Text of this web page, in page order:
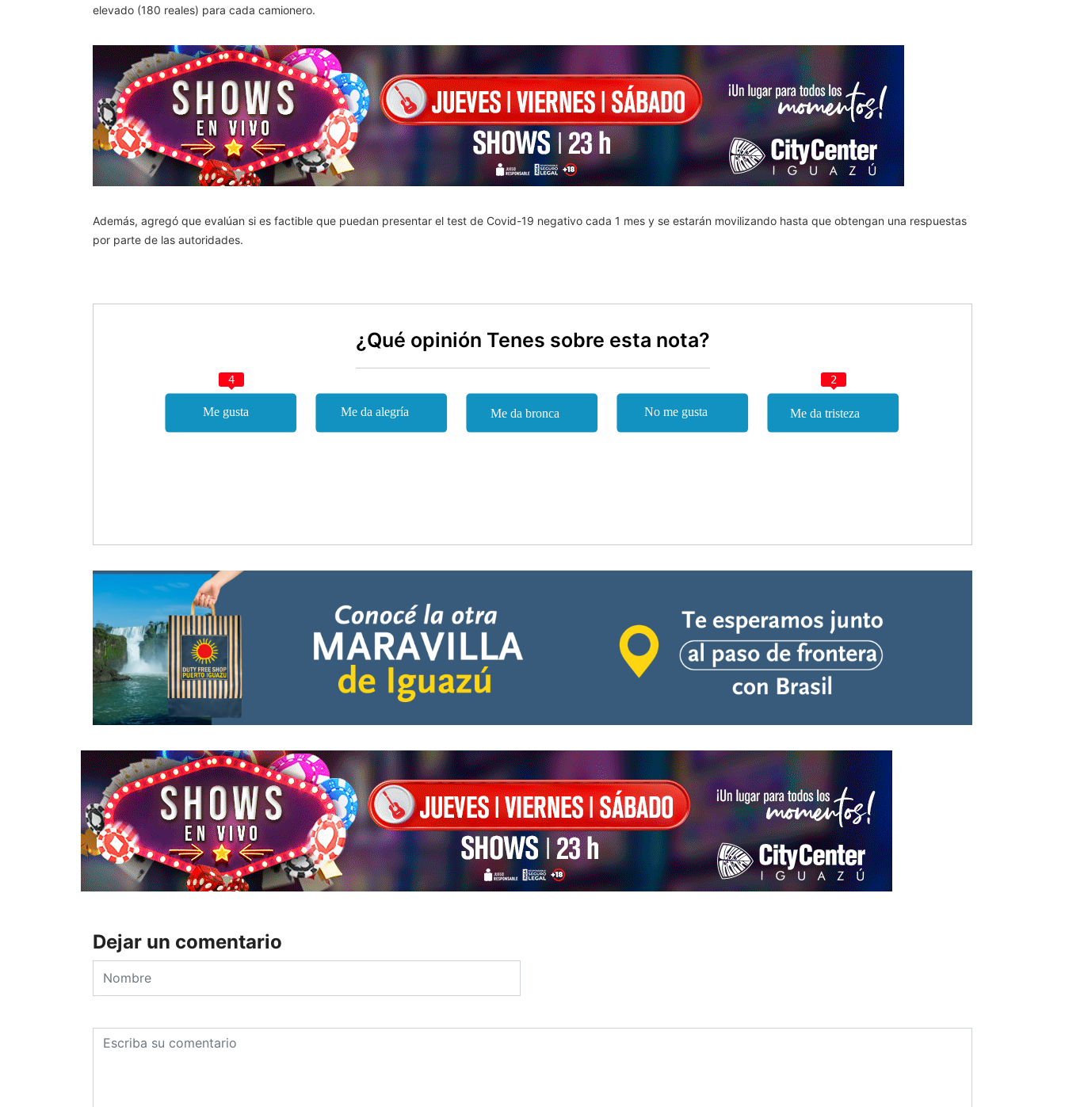
elevado (180 reales) para cada camionero.
Además, agregó que evalúan si es factible que puedan presentar el test de Covid-19 negativo cada 1 mes y se estarán movilizando hasta que obtengan una respuestas
por parte de las autoridades.
¿Qué opinión Tenes sobre esta nota?
4 2
Dejar un comentario